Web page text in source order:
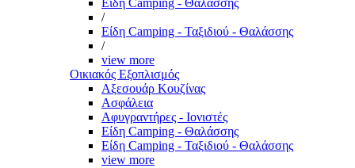
Είδη Camping - Θαλάσσης
/
Είδη Camping - Ταξιδιού - Θαλάσσης
/
view more
Οικιακός Εξοπλισμός
Αξεσουάρ Κουζίνας
Ασφάλεια
Αφυγραντήρες - Ιονιστές
Είδη Camping - Θαλάσσης
Είδη Camping - Ταξιδιού - Θαλάσσης
view more